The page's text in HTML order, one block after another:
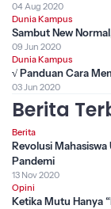
04 Aug 2020
Dunia Kampus
Sambut New
09 Jun 2020
Dunia Kampus
√ Panduan Cara
03 Jun 2020
Berita
Berita
Revolusi
Pandemi
13 Nov 2020
Opini
Ketika Mutu Hanya